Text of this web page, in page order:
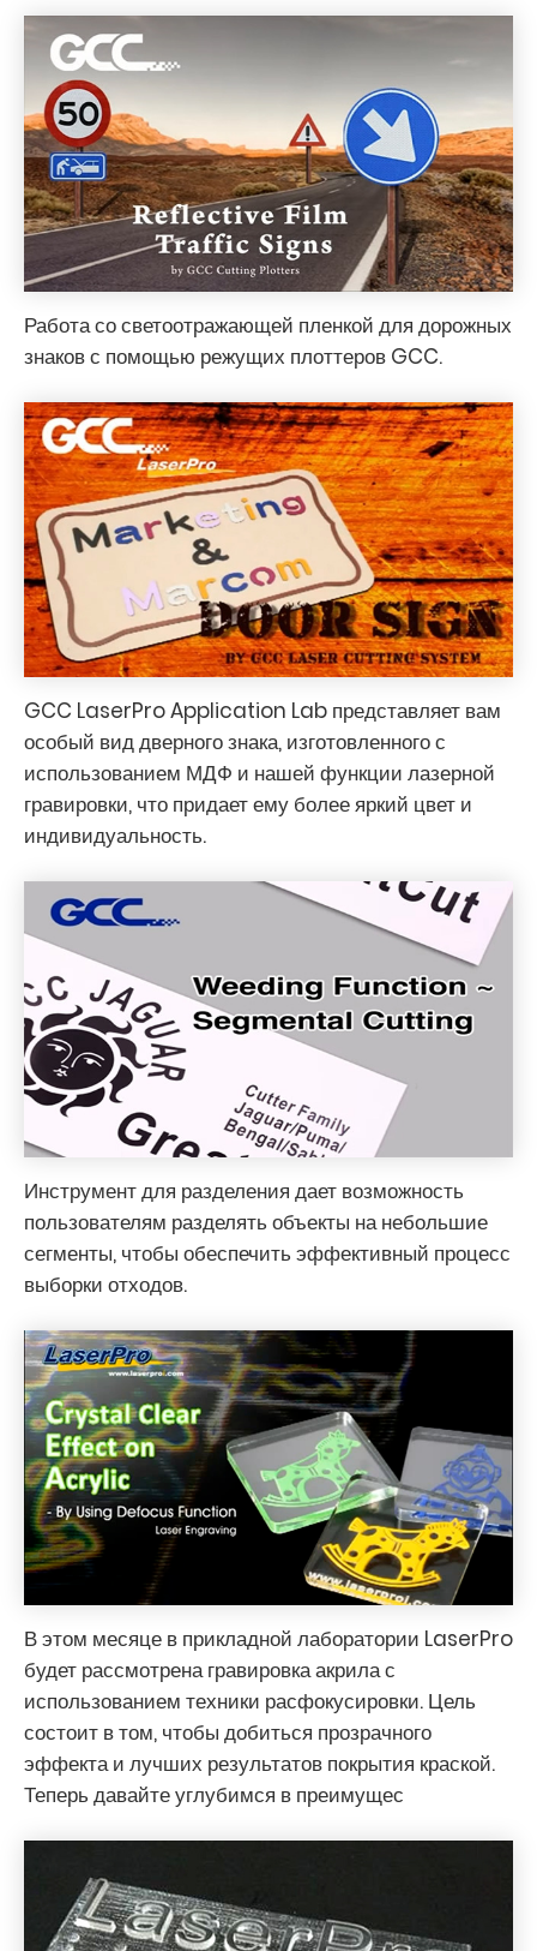
Работа со светоотражающей пленкой для дорожных
знаков с помощью режущих плоттеров GCC.
GCC LaserPro Application Lab представляет вам
особый вид дверного знака, изготовленного с
использованием МДФ и нашей функции лазерной
гравировки, что придает ему более яркий цвет и
индивидуальность.
Инструмент для разделения дает возможность
пользователям разделять объекты на небольшие
сегменты, чтобы обеспечить эффективный процесс
выборки отходов.
В этом месяце в прикладной лаборатории LaserPro
будет рассмотрена гравировка акрила с
использованием техники расфокусировки. Цель
состоит в том, чтобы добиться прозрачного
эффекта и лучших результатов покрытия краской.
Теперь давайте углубимся в преимущес